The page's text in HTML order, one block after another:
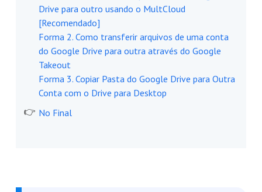
Drive para outro usando o MultCloud
[Recomendado]
Forma 2. Como transferir arquivos de uma conta
do Google Drive para outra através do Google
Takeout
Forma 3. Copiar Pasta do Google Drive para Outra
Conta com o Drive para Desktop
No Final